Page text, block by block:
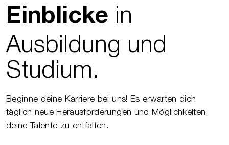
Einblicke in
Ausbildung und
Studium.
Beginne deine Karriere bei uns! Es erwarten dich
täglich neue Herausforderungen und Möglichkeiten,
deine Talente zu entfalten.